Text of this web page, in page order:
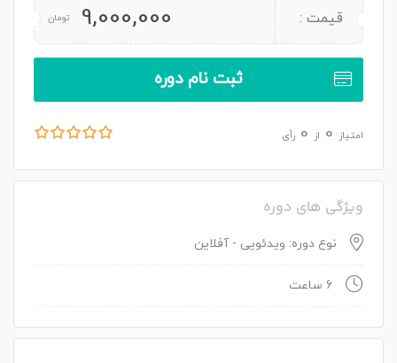
قیمت : 9,000,000 تومان
ثبت نام دوره
امتیاز 0 از 0 رأی
ویژگی های دوره
نوع دوره: ویدئویی - آفلاین
6 ساعت